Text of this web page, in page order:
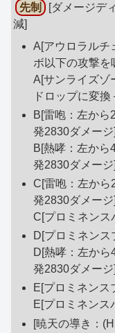
先制
[ダメージデ
減]
A[アウロラルチ
ボ以下の攻撃
A[サンライズゾ
ドロップに変
B[雷咆：左から
発2830ダメー
B[熱哮：左から
発2830ダメージ]
C[雷咆：左から
発2830ダメー
C[プロミネンス
D[プロミネン
D[熱哮：左か
発2830ダメージ]
E[プロミネン
E[プロミネンス
[暁天の導き：